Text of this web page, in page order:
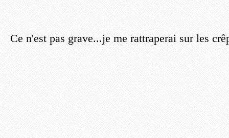
Ce n'est pas grave...je me rattraperai sur les